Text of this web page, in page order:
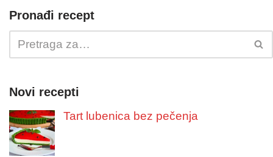
Pronađi recept
Novi recepti
Tart lubenica bez pečenja